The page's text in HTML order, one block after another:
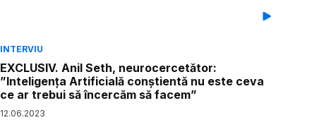
INTERVIU
EXCLUSIV. Anil Seth, neurocercetător:
”Inteligența Artificială conștientă nu este ceva
ce ar trebui să încercăm să facem”
12.06.2023